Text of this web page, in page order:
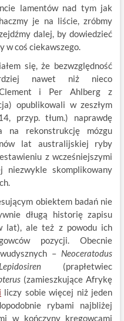
lamentów nad tym jak
je na liście, zróbmy
dalej, by dowiedzieć
w coś ciekawszego.
się, że bezwzględność
nawet niż nieco
i Per Ahlberg z
opublikowali w zeszłym
przyp. tłum.) naprawdę
na rekonstrukcję mózgu
lat australijskiej ryby
z wcześniejszymi
niezwykle skomplikowany
obiektem badań nie
długą historię zapisu
lat), ale też z powodu ich
pozycji. Obecnie
– Neoceratodus
Lepidosiren(prapłetwiec
(zamieszkujące Afrykę
liczy sobie więcej niż jeden
rybami najbliżej
w kończyny kręgowcami